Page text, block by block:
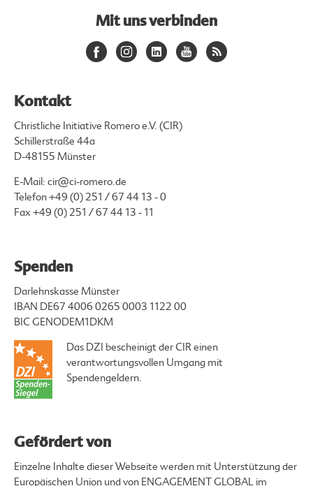
Mit uns verbinden
Kontakt
Christliche Initiative Romero e.V. (CIR)
Schillerstraße 44a
D-48155 Münster
E-Mail: cir@ci-romero.de
Telefon+49 (0) 251 / 67 44 13 - 0
Fax +49 (0) 251 / 67 44 13 - 11
Spenden
Darlehnskasse Münster
IBAN DE67 4006 0265 0003 1122 00
BIC GENODEM1DKM
Das DZI bescheinigt der CIR einen
verantwortungsvollen Umgang mit
Spendengeldern.
Gefördert von
Einzelne Inhalte dieser Webseite werden mit Unterstützung der
Europäischen Union und von ENGAGEMENT GLOBAL im